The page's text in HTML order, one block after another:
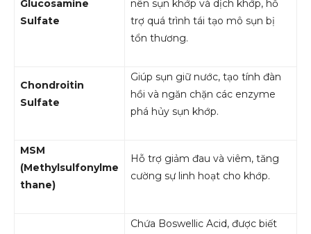
Glucosamine
Sulfate
nên sụn khớp và dịch khớp, hỗ
trợ quá trình tái tạo mô sụn bị
tổn thương.
Chondroitin
Sulfate
Giúp sụn giữ nước, tạo tính đàn
hồi và ngăn chặn các enzyme
phá hủy sụn khớp.
MSM
(Methylsulfonylme
thane)
Hỗ trợ giảm đau và viêm, tăng
cường sự linh hoạt cho khớp.
Chứa Boswellic Acid, được biết